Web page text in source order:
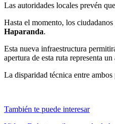
Las autoridades locales prevén
Hasta el momento, los
Haparanda.
Esta nueva infraestructura
apertura de esta ruta representa
La disparidad técnica entre
También te puede interesar